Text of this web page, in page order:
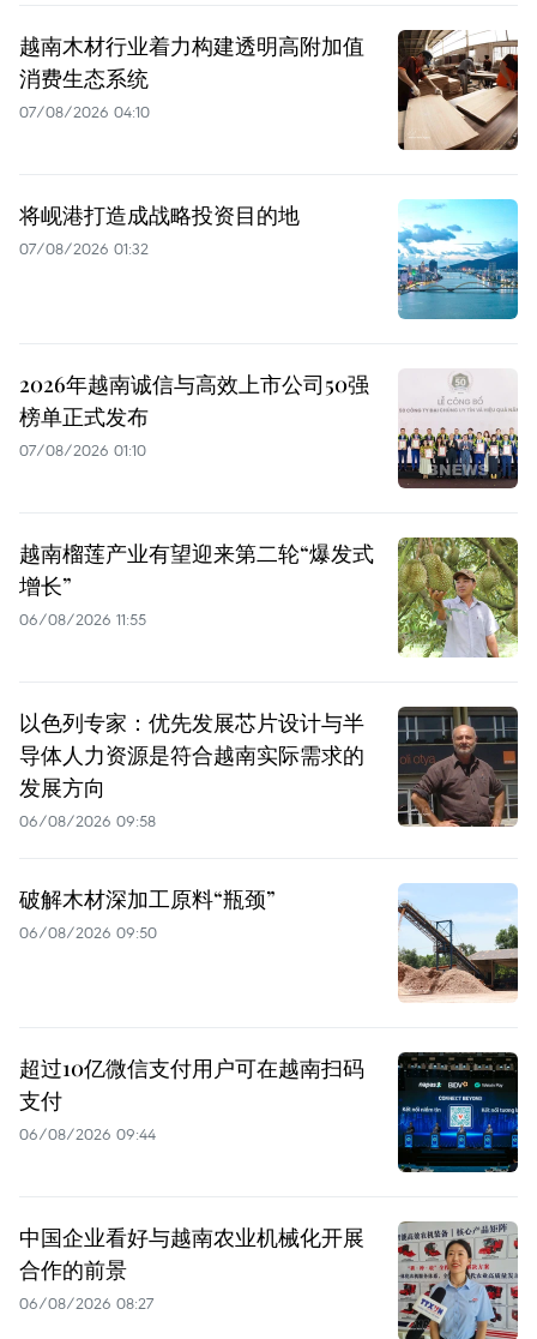
越南木材行业着力构建透明高附加值
消费生态系统
07/08/2026 04:10
将岘港打造成战略投资目的地
07/08/2026 01:32
2026年越南诚信与高效上市公司50强
榜单正式发布
07/08/2026 01:10
越南榴莲产业有望迎来第二轮“爆发式
增长”
06/08/2026 11:55
以色列专家：优先发展芯片设计与半
导体人力资源是符合越南实际需求的
发展方向
06/08/2026 09:58
破解木材深加工原料“瓶颈”
06/08/2026 09:50
超过10亿微信支付用户可在越南扫码
支付
06/08/2026 09:44
中国企业看好与越南农业机械化开展
合作的前景
06/08/2026 08:27